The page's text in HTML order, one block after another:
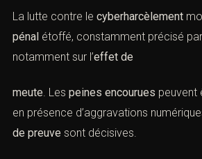
La lutte contre le cyberharcèlement
pénal étoffé, constamment précisé
notamment sur l’effet de
meute . Les peines encourues peuvent
en présence d’aggravations
de preuve sont décisives.